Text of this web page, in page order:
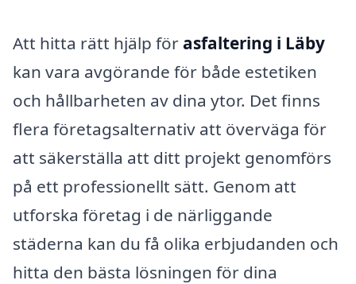
Att hitta rätt hjälp för asfaltering i Läby
kan vara avgörande för både estetiken
och hållbarheten av dina ytor. Det finns
flera företagsalternativ att överväga för
att säkerställa att ditt projekt genomförs
på ett professionellt sätt. Genom att
utforska företag i de närliggande
städerna kan du få olika erbjudanden och
hitta den bästa lösningen för dina